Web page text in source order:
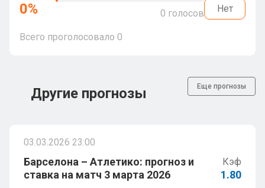
0% 0 голосов Нет
Всего проголосовало 0
Другие прогнозы Еще прогнозы
03.03.2026 23:00
Барселона – Атлетико: прогноз и
ставка на матч 3 марта 2026
Кэф
1.80